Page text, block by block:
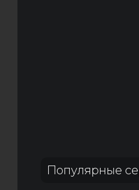
Популярные